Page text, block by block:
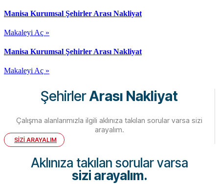
Manisa Kurumsal Şehirler Arası Nakliyat
Makaleyi Aç »
Manisa Kurumsal Şehirler Arası Nakliyat
Makaleyi Aç »
ŞehirlerArası Nakliyat
Çalışma alanlarımızla ilgili aklınıza takılan sorular varsa sizi
arayalım.
SİZİ ARAYALIM
Aklınıza takılan sorular varsa
sizi arayalım.